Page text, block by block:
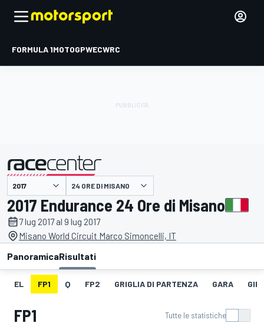
FORMULA 1MOTOGPWECWRC
presentato da 24 ORE DI MISANO
2017 Endurance 24 Ore di Misano
7 lug 2017 al 9 lug 2017
Misano World Circuit Marco Simoncelli, IT
PanoramicaRisultati
EL FP1 Q FP2 GRIGLIA DI PARTENZA GARA
FP1 Tutte le statistiche